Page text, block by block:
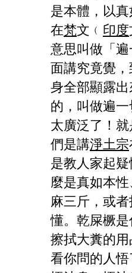
是本體，以
在梵文﹙ 印度
意思叫做「
面講究竟覺
身全部顯露
的，叫做遍
太廣泛了！
們是講淨土宗
是教人家起
麼是真如本
麻三斤，或
懂。乾屎橛
擦拭大糞的
看你問的人